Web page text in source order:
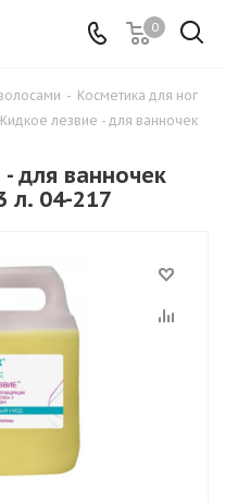
0
- Косметика для ног
лезвие - для ванночек
для ванночек
л. 04-217